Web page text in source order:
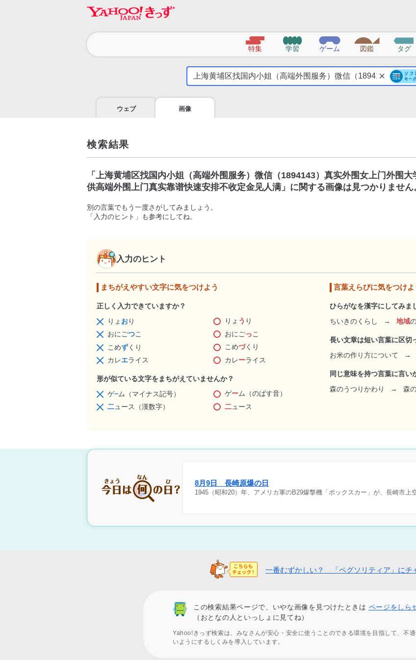
特集 学習 ゲーム 図鑑 タグ
気
に
こ
う
ウェブ 画像
検索結果
「 上海黄埔区找国内小姐（高端外围服务）微信（1894143）真实外围女上门外围大
供高端外围上门真实靠谱快速安排不收定金见人满 」に関する画像は見つかりません
別の言葉でもう一度さがしてみましょう。
「入力のヒント」も参考にしてね。
入力のヒント
まちがえやすい文字に気をつけよう
正しく入力できていますか？
りょ おり りょ う り
おにごつこ おにごっこ
こめずくり こめづくり
カレエライス カレーライス
形が似ている文字をまちがえていませんか？
ゲ−ム（マイナス記号） ゲーム（のばす音）
二ュース（漢数字） 二ュース
言葉えらびに気をつけよ
ひらがなを漢字にしてみま
ちいきのくらし
→ 地域
長い文章は短い言葉に区切
お米の作り方について
→
同じ意味を持つ言葉に言い
森のうつりかわり
→ 森
8月9日 長崎原爆の日
1945（昭和20）年、アメリカ軍のB29爆撃機「ボックスカー」が、長崎市上
一番むずかしい？ 「ペグソリティア」にチ
この検索結果ページで、いやな画像を見つけたときは ページをしら
（おとなの人といっしょに見てね）
Yahoo!きっず検索は、みなさんが安心・安全に使うことのできる環境を目指して、不
いようにするしくみを導入しています。